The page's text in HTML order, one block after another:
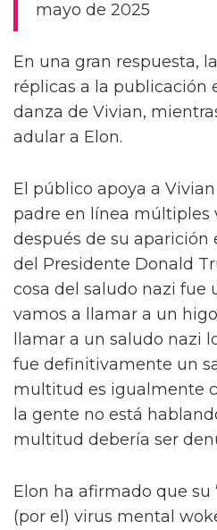
mayo de 2025
En una gran respuesta,
réplicas a la publicación
danza de Vivian,
adular a Elon.
El público apoya a
padre en línea múltiples
después de su aparición
del Presidente Donald
cosa del saludo nazi fue
vamos a llamar a un
llamar a un saludo nazi
fue definitivamente un
multitud es igualmente
la gente no está
multitud debería ser
Elon ha afirmado que su
(por el) virus mental